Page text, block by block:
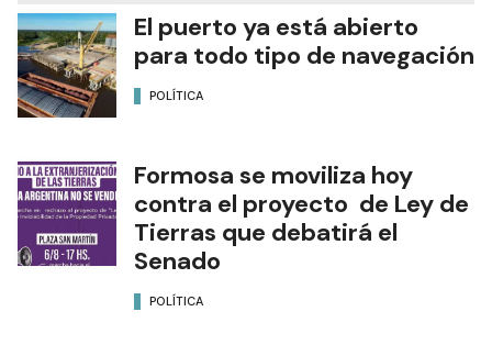
El puerto ya está abierto
para todo tipo de navegación
POLÍTICA
Formosa se moviliza hoy
contra el proyecto de Ley de
Tierras que debatirá el
Senado
POLÍTICA